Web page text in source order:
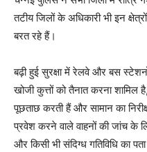
तटीय जिलों के अधिकारी भी इन
बरत रहे हैं।
बढ़ी हुई सुरक्षा में रेलवे और बस
खोजी कुत्तों को तैनात करना शामिल
पूछताछ करती हैं और सामान का
प्रवेश करने वाले वाहनों की जांच के
और किसी भी संदिग्ध गतिविधि का